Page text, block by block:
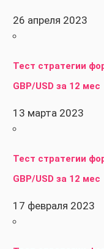
26 апреля 2023
Тест стратегии
GBP/USD за 12 мес
13 марта 2023
Тест стратегии
GBP/USD за 12 мес
17 февраля 2023